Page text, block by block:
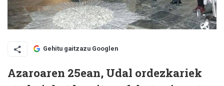
Gehitu gaitzazu Googlen
Azaroaren 25ean, Udal ordezkariek